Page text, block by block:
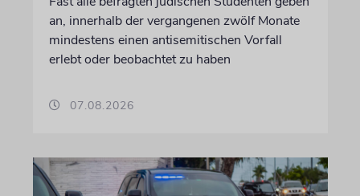
an, innerhalb der vergangenen zwölf Monate
mindestens einen antisemitischen Vorfall
erlebt oder beobachtet zu haben
07.08.2026